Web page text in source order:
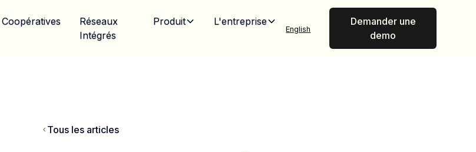
Coopératives
Réseaux
Intégrés
Produit L'entreprise
English
Demander une
demo
Tous les articles